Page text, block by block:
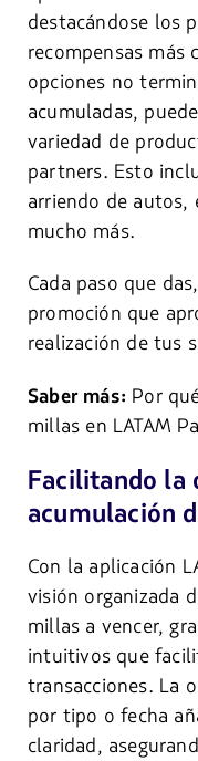
destacándose los
recompensas más
opciones no
acumuladas,
variedad de
partners. Esto
arriendo de autos,
mucho más.
Cada paso que
promoción que
realización de tus
Saber más: Por
millas en LATAM
Facilitando la
acumulación
Con la aplicación
visión organizada
millas a vencer,
intuitivos que
transacciones. La
por tipo o fecha
claridad,